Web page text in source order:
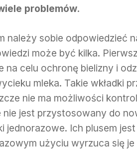
problemów.
należy sobie odpowiedzieć
może być kilka.
na celu ochronę bielizny i
mleka. Takie wkładki
nie ma możliwości
nie jest przystosowany do
jednorazowe. Ich plusem
użyciu wyrzuca się